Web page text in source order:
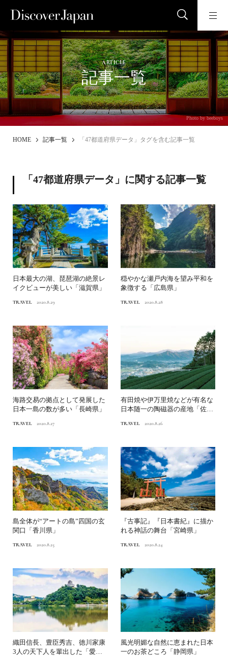
ARTICLE
記事一覧
Photo by beeboys
HOME 記事一覧 「47都道府県データ」タグを含む記事一覧
「47都道府県データ」に関する記事一覧
日本最大の湖、琵琶湖の絶景レ
イクビューが美しい「滋賀県」
TRAVEL 2020.8.29
穏やかな瀬戸内海を望み平和を
象徴する「広島県」
TRAVEL 2020.8.28
海路交易の拠点として発展した
日本一島の数が多い「長崎県」
TRAVEL 2020.8.27
有田焼や伊万里焼などが有名な
日本随一の陶磁器の産地「佐賀
TRAVEL 2020.8.26
島全体が“アートの島”四国の玄
関口「香川県」
TRAVEL 2020.8.25
『古事記』『日本書紀』に描か
れる神話の舞台「宮崎県」
TRAVEL 2020.8.24
織田信長、豊臣秀吉、徳川家康
3人の天下人を輩出した「愛知
風光明媚な自然に恵まれた日本
一のお茶どころ「静岡県」